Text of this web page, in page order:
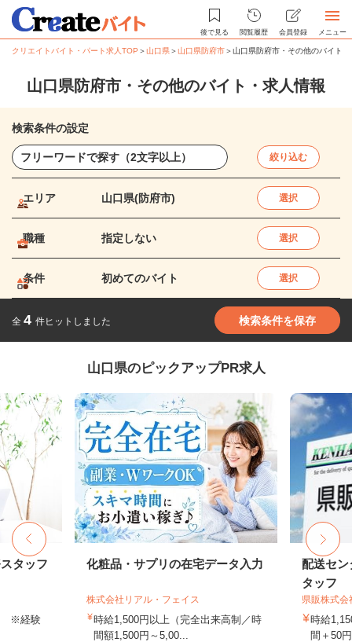
後で見る 閲覧履歴 会員登録 メニュー
クリエイトバイト・パート求人TOP ＞山口県＞山口県防府市＞山口県防府市・その他のバイト
山口県防府市・その他のバイト・求人情報
検索条件の設定
絞り込む
エリア 山口県(防府市) 選択
職種 指定しない 選択
条件 初めてのバイト 選択
全 4 件ヒットしました 検索条件を保存
山口県のピックアップPR求人
タッフ
※経験
化粧品・サプリの在宅データ入力
株式会社リアル・フェイス
時給1,500円以上（完全出来高制／時
間額1,500円～5,00...
配送セン
タッフ
県販株式会
時給
間＋50